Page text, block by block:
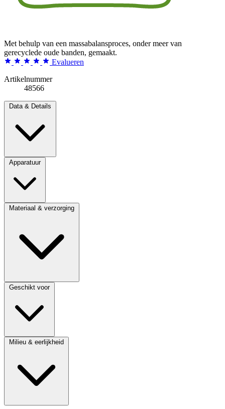
Met behulp van een massabalansproces, onder meer van
gerecyclede oude banden, gemaakt.
Evalueren
Artikelnummer
48566
Data & Details
Apparatuur
Materiaal & verzorging
Geschikt voor
Milieu & eerlijkheid